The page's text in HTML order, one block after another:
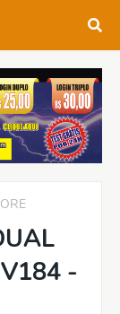
-